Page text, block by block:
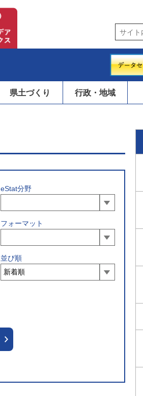
県土づくり 行政・地域
eStat分野
フォーマット
並び順